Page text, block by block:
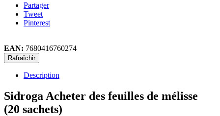
Partager
Tweet
Pinterest
EAN: 7680416760274
Description
Sidroga Acheter des feuilles de mélisse
(20 sachets)